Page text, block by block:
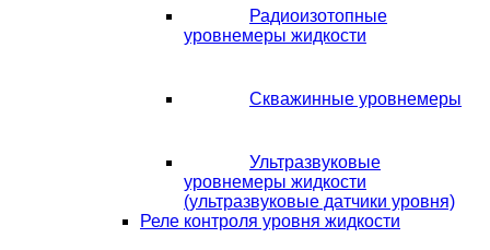
Радиоизотопные
уровнемеры жидкости
Скважинные уровнемеры
Ультразвуковые
уровнемеры жидкости
(ультразвуковые датчики уровня)
Реле контроля уровня жидкости